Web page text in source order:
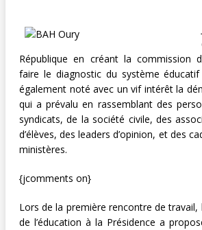
République en créant la commission
faire le diagnostic du système éducatif
également noté avec un vif intérêt la
qui a prévalu en rassemblant des
syndicats, de la société civile, des
d’élèves, des leaders d’opinion, et des
ministères.
{jcomments on}
Lors de la première rencontre de travail,
de l’éducation à la Présidence a